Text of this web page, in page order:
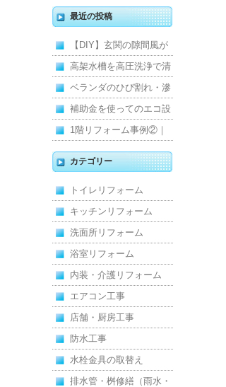
最近の投稿
【DIY】玄関の隙間風が
寒くて断熱ドアに交換し
ました
高架水槽を高圧洗浄で清
掃！衛生的な給水環境を
維持｜施工事例
ベランダのひび割れ・滲
みを解消！賃貸マンショ
ン防水工事
補助金を使ってのエコ設
備住宅リフォーム
1階リフォーム事例②｜
キッチン・床・収納を一
新し、扉新設で動線を整
えた全面改修
カテゴリー
トイレリフォーム
キッチンリフォーム
洗面所リフォーム
浴室リフォーム
内装・介護リフォーム
エアコン工事
店舗・厨房工事
防水工事
水栓金具の取替え
排水管・桝修繕（雨水・